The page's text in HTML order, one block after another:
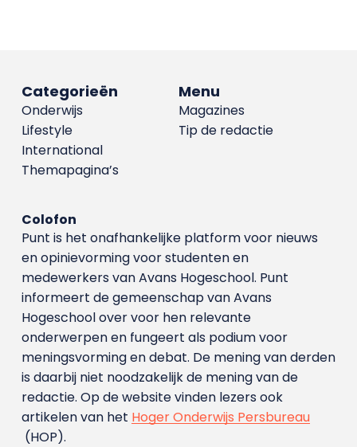
Menu
Magazines
Tip de redactie
Categorieën
Onderwijs
Lifestyle
International
Themapagina’s
Colofon
Punt is het onafhankelijke platform voor nieuws
en opinievorming voor studenten en
medewerkers van Avans Hoge­school. Punt
informeert de gemeenschap van Avans
Hogeschool over voor hen relevante
onderwerpen en fungeert als podium voor
meningsvorming en debat. De mening van derden
is daarbij niet noodzakelijk de mening van de
redactie. Op de website vinden lezers ook
artikelen van het Hoger Onderwijs Persbureau
(HOP).